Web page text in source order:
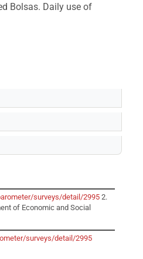
Bolsas. Daily use of
surveys/detail/29952.
of Economic and Social
surveys/detail/2995